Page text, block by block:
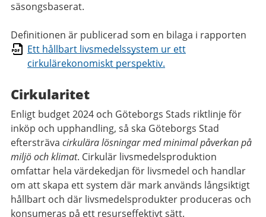
säsongsbaserat.
Definitionen är publicerad som en bilaga i rapporten
Ett hållbart livsmedelssystem ur ett
cirkulärekonomiskt perspektiv.
Cirkularitet
Enligt budget 2024 och Göteborgs Stads riktlinje för
inköp och upphandling, så ska Göteborgs Stad
eftersträva cirkulära lösningar med minimal påverkan på
miljö och klimat. Cirkulär livsmedelsproduktion
omfattar hela värdekedjan för livsmedel och handlar
om att skapa ett system där mark används långsiktigt
hållbart och där livsmedelsprodukter produceras och
konsumeras på ett resurseffektivt sätt.